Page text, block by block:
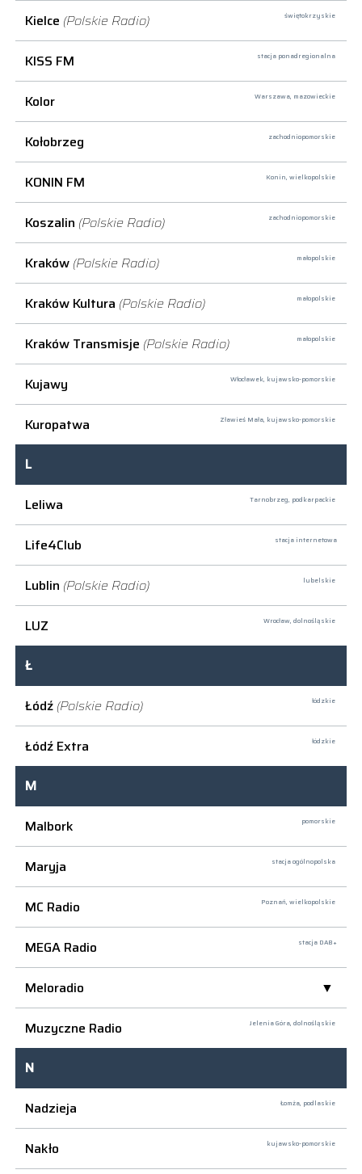
Kielce (Polskie Radio) świętokrzyskie
KISS FM stacja ponadregionalna
Kolor Warszawa, mazowieckie
Kołobrzeg zachodniopomorskie
KONIN FM Konin, wielkopolskie
Koszalin (Polskie Radio) zachodniopomorskie
Kraków (Polskie Radio) małopolskie
Kraków Kultura (Polskie Radio) małopolskie
Kraków Transmisje (Polskie Radio) małopolskie
Kujawy Włocławek, kujawsko-pomorskie
Kuropatwa Zławieś Mała, kujawsko-pomorskie
L
Leliwa
Tarnobrzeg, podkarpackie
Life4Club stacja internetowa
Lublin (Polskie Radio) lubelskie
LUZ Wrocław, dolnośląskie
Ł
Łódź (Polskie Radio) łódzkie
Łódź Extra łódzkie
M
Malbork
pomorskie
Maryja stacja ogólnopolska
MC Radio Poznań, wielkopolskie
MEGA Radio stacja DAB+
Meloradio
Muzyczne Radio
Jelenia Góra, dolnośląskie
N
Nadzieja
Łomża, podlaskie
Nakło kujawsko-pomorskie